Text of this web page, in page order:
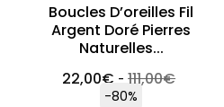
Boucles D’oreilles Fil
Argent Doré Pierres
Naturelles...
22,00€ -111,00€
-80%